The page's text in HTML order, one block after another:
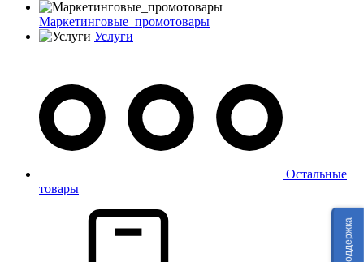
Маркетинговые_промотовары
Услуги
Остальные
товары